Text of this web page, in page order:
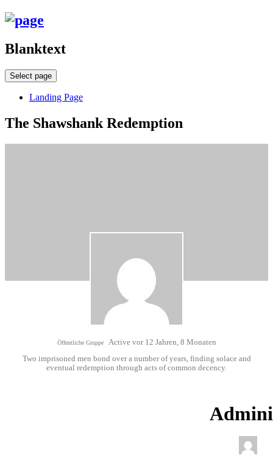
Blanktext
Select page
Landing Page
The Shawshank Redemption
Öffentliche Gruppe Active vor 12 Jahren, 8 Monaten
Two imprisoned men bond over a number of years, finding solace and
eventual redemption through acts of common decency.